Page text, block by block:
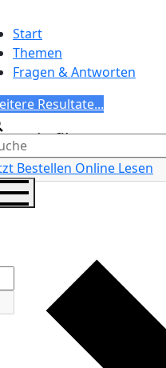
Start
Themen
Fragen & Antworten
Resultate...
filters
Bestellen Online Lesen